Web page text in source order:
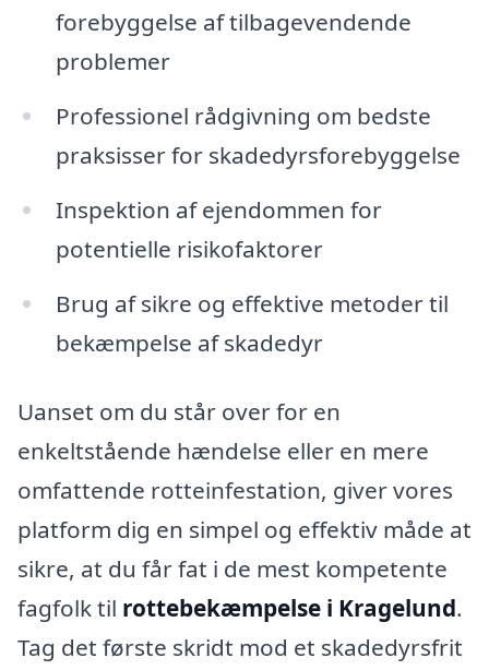
forebyggelse af tilbagevendende
problemer
Professionel rådgivning om bedste
praksisser for skadedyrsforebyggelse
Inspektion af ejendommen for
potentielle risikofaktorer
Brug af sikre og effektive metoder til
bekæmpelse af skadedyr
Uanset om du står over for en
enkeltstående hændelse eller en mere
omfattende rotteinfestation, giver vores
platform dig en simpel og effektiv måde at
sikre, at du får fat i de mest kompetente
fagfolk til rottebekæmpelse i Kragelund.
Tag det første skridt mod et skadedyrsfrit